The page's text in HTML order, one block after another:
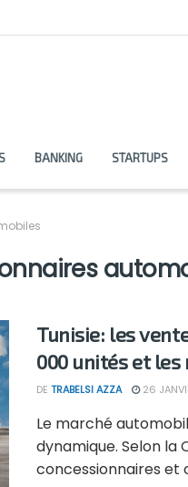
BANKING STARTUPS
Tunisie: les
000 unités et
DE TRABELSI AZZA 26
Le marché
dynamique. Selon la
concessionnaires et